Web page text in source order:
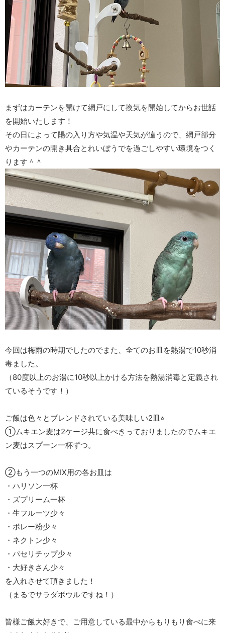
まずはカーテンを開けて網戸にして換気を開始してからお世話
を開始いたします！
その日によって陽の入り方や気温や天気が違うので、網戸部分
やカーテンの開き具合とれいぼうでを過ごしやすい環境をつく
ります＾＾
今回は梅雨の時期でしたのでまた、全てのお皿を熱湯で10秒消
毒ました。
（80度以上のお湯に10秒以上かける方法を熱湯消毒と定義され
ているそうです！）
ご飯は色々とブレンドされている美味しい2皿⭐︎
①ムキエン麦は2ケージ共に食べきっておりましたのでムキエ
ン麦はスプーン一杯ずつ。
②もう一つのMIX用の各お皿は
・ハリソン一杯
・ズプリーム一杯
・生フルーツ少々
・ボレー粉少々
・ネクトン少々
・パセリチップ少々
・大好きさん少々
を入れさせて頂きました！
（まるでサラダボウルですね！）
皆様ご飯大好きで、ご用意している最中からもりもり食べに来